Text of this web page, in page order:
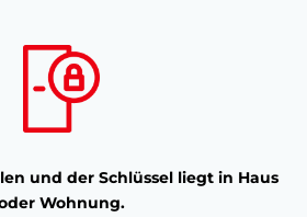
und der Schlüssel liegt in Haus
Wohnung.